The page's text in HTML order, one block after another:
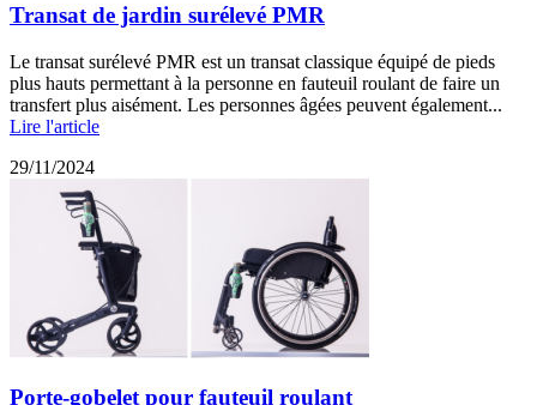
Transat de jardin surélevé PMR
Le transat surélevé PMR est un transat classique équipé de pieds
plus hauts permettant à la personne en fauteuil roulant de faire un
transfert plus aisément. Les personnes âgées peuvent également...
Lire l'article
29/11/2024
Porte-gobelet pour fauteuil roulant